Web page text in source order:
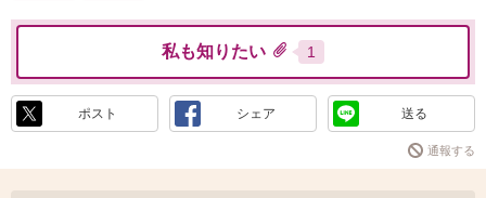
私も知りたい 1
ポスト シェア 送る
通報する